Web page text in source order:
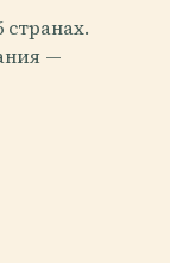
странах.
—